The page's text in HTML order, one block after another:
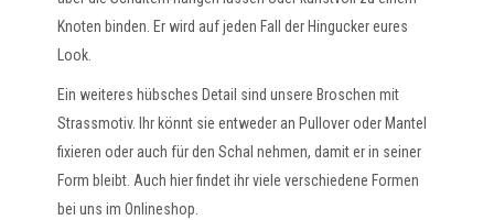
Knoten binden. Er wird auf jeden Fall der Hingucker eures
Look.
Ein weiteres hübsches Detail sind unsere Broschen mit
Strassmotiv. Ihr könnt sie entweder an Pullover oder Mantel
fixieren oder auch für den Schal nehmen, damit er in seiner
Form bleibt. Auch hier findet ihr viele verschiedene Formen
bei uns im Onlineshop.